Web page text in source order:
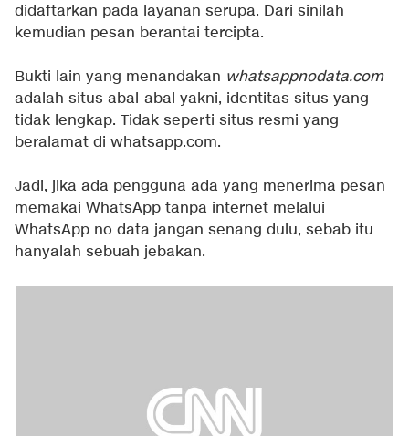
didaftarkan pada layanan serupa. Dari sinilah
kemudian pesan berantai tercipta.
Bukti lain yang menandakan whatsappnodata.com
adalah situs abal-abal yakni, identitas situs yang
tidak lengkap. Tidak seperti situs resmi yang
beralamat di whatsapp.com.
Jadi, jika ada pengguna ada yang menerima pesan
memakai WhatsApp tanpa internet melalui
WhatsApp no data jangan senang dulu, sebab itu
hanyalah sebuah jebakan.